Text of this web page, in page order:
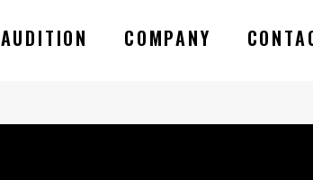
AUDITION COMPANY